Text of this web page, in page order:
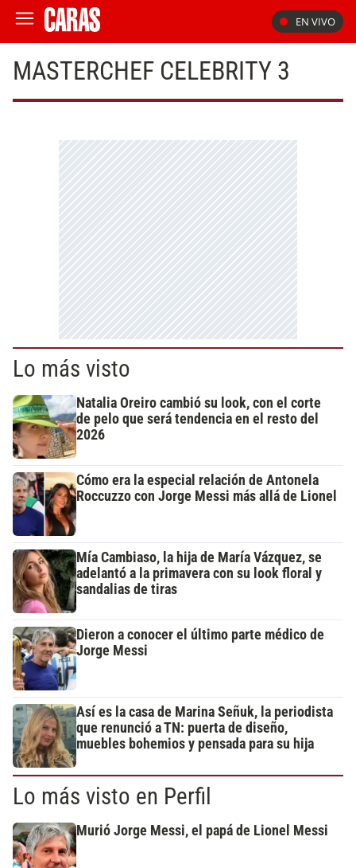
EN VIVO
MASTERCHEF CELEBRITY 3
Lo más visto
Natalia Oreiro cambió su look, con el corte
de pelo que será tendencia en el resto del
2026
Cómo era la especial relación de Antonela
Roccuzzo con Jorge Messi más allá de Lionel
Mía Cambiaso, la hija de María Vázquez, se
adelantó a la primavera con su look floral y
sandalias de tiras
Dieron a conocer el último parte médico de
Jorge Messi
Así es la casa de Marina Señuk, la periodista
que renunció a TN: puerta de diseño,
muebles bohemios y pensada para su hija
Lo más visto en Perfil
Murió Jorge Messi, el papá de Lionel Messi